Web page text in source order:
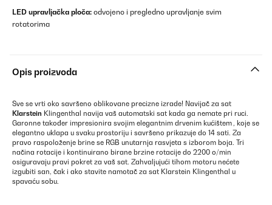
LED upravljačka ploča: odvojeno i pregledno upravljanje svim
rotatorima
Opis proizvoda
Sve se vrti oko savršeno oblikovane precizne izrade! Navijač za sat
Klarstein Klingenthal navija vaš automatski sat kada ga nemate pri ruci.
Garonne također impresionira svojim elegantnim drvenim kućištem, koje se
elegantno uklapa u svaku prostoriju i savršeno prikazuje do 14 sati. Za
pravo raspoloženje brine se RGB unutarnja rasvjeta s izborom boja. Tri
načina rotacije i kontinuirano birane brzine rotacije do 2200 o/min
osiguravaju pravi pokret za vaš sat. Zahvaljujući tihom motoru nećete
izgubiti san, čak i ako stavite namotač za sat Klarstein Klingenthal u
spavaću sobu.